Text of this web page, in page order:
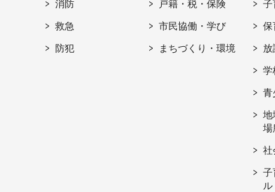
消防
救急
防犯
戸籍・税・保険
市民協働・学び
まちづくり・環境
子
保
放
学
青
地
場
社
子
ル